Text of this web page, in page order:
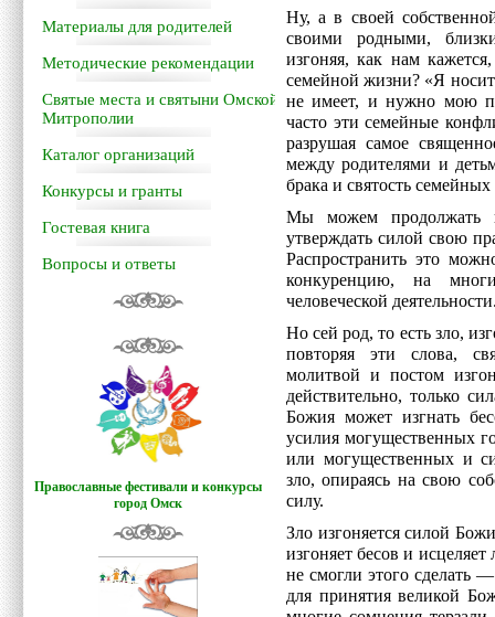
Материалы для родителей
Методические рекомендации
Святые места и святыни Омской
Митрополии
Каталог организаций
Конкурсы и гранты
Гостевая книга
Вопросы и ответы
Православные фестивали и конкурсы
город Омск
Ну, а в своей
своими родными,
изгоняя, как нам
семейной жизни? «Я
не имеет, и нужно мою
часто эти семейные
разрушая самое
между родителями и
брака и святость
Мы можем продолжать
утверждать силой свою
Распространить это
конкуренцию, на
человеческой
Но сей род, то есть зло,
повторяя эти слова,
молитвой и постом
действительно, только
Божия может изгнать
усилия могущественных
или могущественных и
зло, опираясь на свою
силу.
Зло изгоняется силой
изгоняет бесов и
не смогли этого сделать
для принятия великой